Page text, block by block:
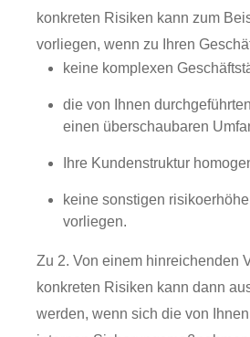
konkreten Risiken kann zum
vorliegen, wenn zu Ihren
keine komplexen
die von Ihnen
einen überschaubaren
Ihre Kundenstruktur
keine sonstigen
vorliegen.
Zu 2. Von einem hinreichenden
konkreten Risiken kann dann
werden, wenn sich die von